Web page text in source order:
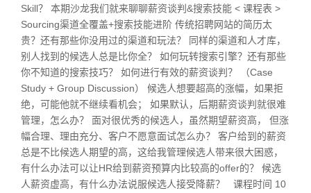
Skill？ 本期沙龙我们就来聊聊薪资谈判&搜索技能 < 课程表 >
Sourcing渠道全覆盖+搜索技能进阶 传统招聘网站的简历太
贵？还有那些你没用过的渠道和玩法？ 同样的渠道和人才库，
别人找到的候选人总是比你全？ 如何玩转搜索引擎？还有那些
你不知道的搜索技巧？ 如何进行有效的薪资谈判？ （Case
Study + Group Discussion） 候选人想要超高的涨幅，如果拒
绝，可能他就不继续看机会； 如果默认，后期薪资谈判就很难
管理，怎么办？ 面对很优秀的候选人，虽然期望薪资高， 但涨
幅合理、理由充分、客户不愿意面试怎么办？ 客户给到的薪资
总是不比候选人期望的高，这给我管理候选人带来很大困惑，
有什么办法可以让HR给到薪资预算内比较高的offer的？ 候选
人薪资虚高，有什么办法说服候选人接受降薪？ 课程时间 10